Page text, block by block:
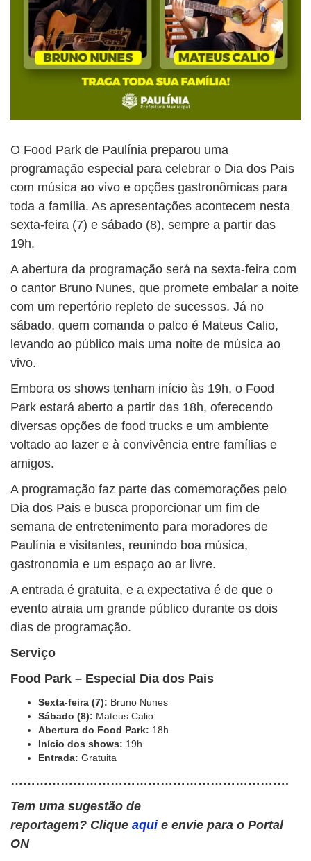
O Food Park de Paulínia preparou uma
programação especial para celebrar o Dia dos Pais
com música ao vivo e opções gastronômicas para
toda a família. As apresentações acontecem nesta
sexta-feira (7) e sábado (8), sempre a partir das
19h.
A abertura da programação será na sexta-feira com
o cantor Bruno Nunes, que promete embalar a noite
com um repertório repleto de sucessos. Já no
sábado, quem comanda o palco é Mateus Calio,
levando ao público mais uma noite de música ao
vivo.
Embora os shows tenham início às 19h, o Food
Park estará aberto a partir das 18h, oferecendo
diversas opções de food trucks e um ambiente
voltado ao lazer e à convivência entre famílias e
amigos.
A programação faz parte das comemorações pelo
Dia dos Pais e busca proporcionar um fim de
semana de entretenimento para moradores de
Paulínia e visitantes, reunindo boa música,
gastronomia e um espaço ao ar livre.
A entrada é gratuita, e a expectativa é de que o
evento atraia um grande público durante os dois
dias de programação.
Serviço
Food Park – Especial Dia dos Pais
Sexta-feira (7): Bruno Nunes
Sábado (8): Mateus Calio
Abertura do Food Park: 18h
Início dos shows: 19h
Entrada: Gratuita
………………………………………………………….
Tem uma sugestão de
reportagem? Clique aqui e envie para o Portal
ON